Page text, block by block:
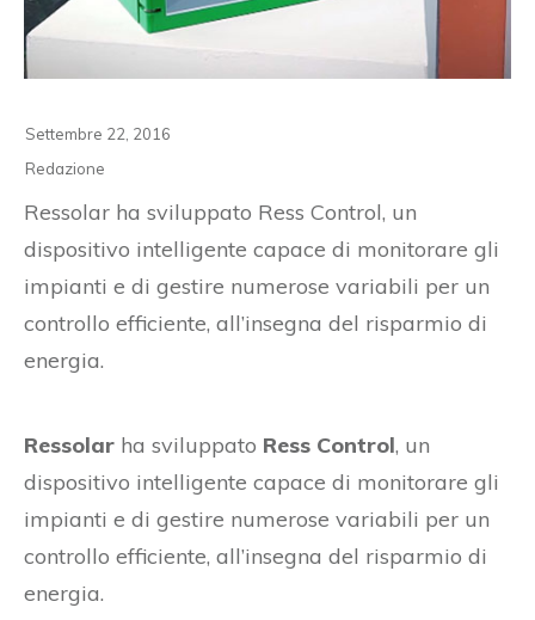
Settembre 22, 2016
Redazione
Ressolar ha sviluppato Ress Control, un
dispositivo intelligente capace di monitorare gli
impianti e di gestire numerose variabili per un
controllo efficiente, all’insegna del risparmio di
energia.
Ressolar ha sviluppato Ress Control, un
dispositivo intelligente capace di monitorare gli
impianti e di gestire numerose variabili per un
controllo efficiente, all’insegna del risparmio di
energia.